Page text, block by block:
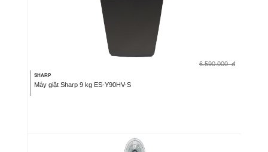
6.590.000 đ
SHARP
Máy giặt Sharp 9 kg ES-Y90HV-S